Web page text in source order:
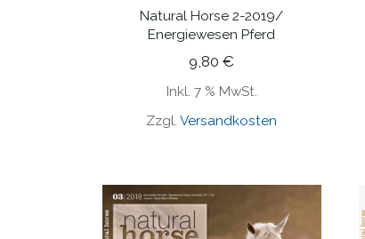
IN DEN WARENKORB
Natural Horse 2-2019/
Energiewesen Pferd
9,80 €
Inkl. 7 % MwSt.
Zzgl. Versandkosten